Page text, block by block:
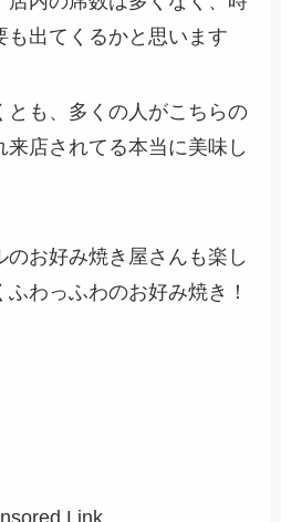
も出てくるかと思います
とも、多くの人がこちらの
店されてる本当に美味し
のお好み焼き屋さんも楽し
わっふわのお好み焼き！
Link